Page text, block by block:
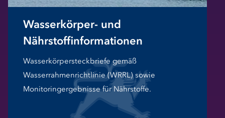
Wasserkörper- und
Nährstoffinformationen
Wasserkörpersteckbriefe gemäß
Wasserrahmenrichtlinie (WRRL) sowie
Monitoringergebnisse für Nährstoffe.